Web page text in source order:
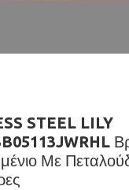
STEEL LILY
Με